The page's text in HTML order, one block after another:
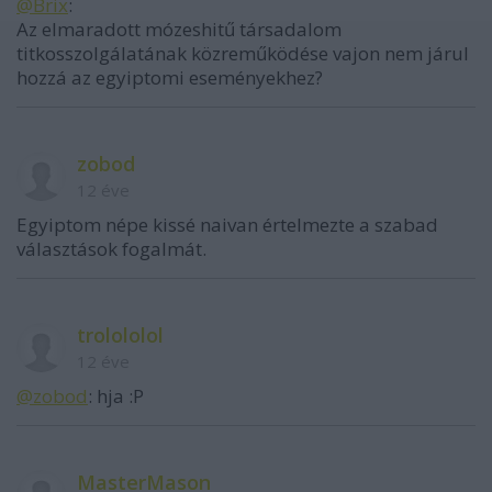
@Brix:
Az elmaradott mózeshitű társadalom
titkosszolgálatának közreműködése vajon nem járul
hozzá az egyiptomi eseményekhez?
zobod
Egyiptom népe kissé naivan értelmezte a szabad
választások fogalmát.
trolololol
@zobod: hja :P
MasterMason